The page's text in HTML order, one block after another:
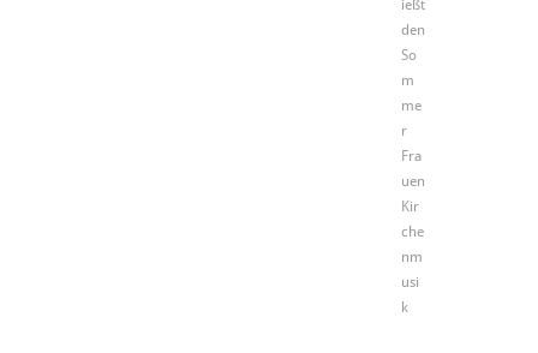
ießt
den
So
m
me
r
Fra
uen
Kir
che
nm
usi
k